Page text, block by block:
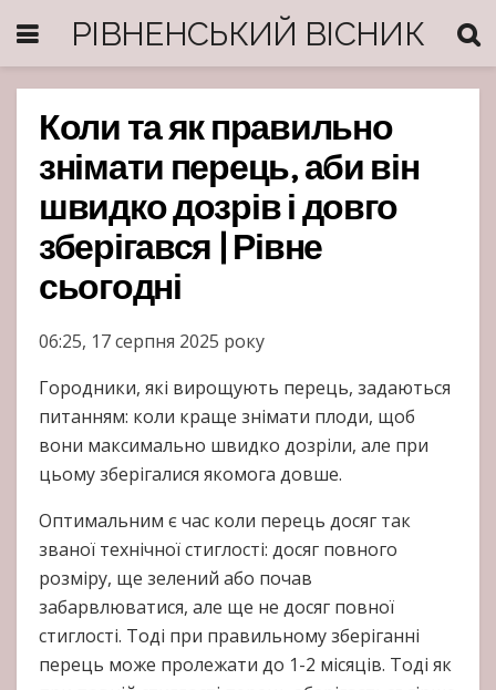
РІВНЕНСЬКИЙ ВІСНИК
Коли та як правильно
знімати перець, аби він
швидко дозрів і довго
зберігався | Рівне
сьогодні
06:25, 17 серпня 2025 року
Городники, які вирощують перець, задаються
питанням: коли краще знімати плоди, щоб
вони максимально швидко дозріли, але при
цьому зберігалися якомога довше.
Оптимальним є час коли перець досяг так
званої технічної стиглості: досяг повного
розміру, ще зелений або почав
забарвлюватися, але ще не досяг повної
стиглості. Тоді при правильному зберіганні
перець може пролежати до 1-2 місяців. Тоді як